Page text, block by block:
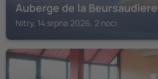
Auberge de la Beursaudiere
Nitry, 14 srpna 2026, 2 noci